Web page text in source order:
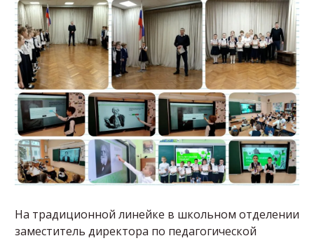
На традиционной линейке в школьном отделении
заместитель директора по педагогической